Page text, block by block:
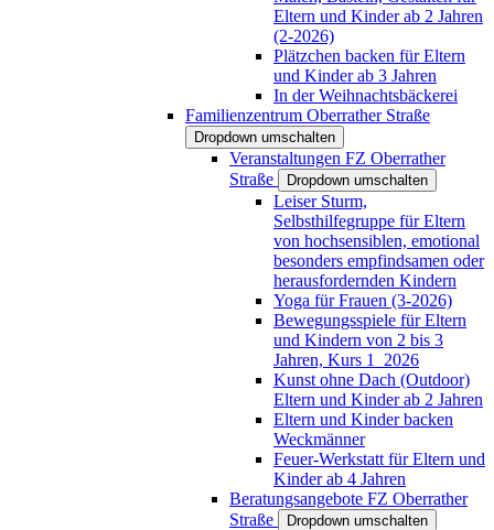
Eltern und Kinder ab 2 Jahren
(2-2026)
Plätzchen backen für Eltern
und Kinder ab 3 Jahren
In der Weihnachtsbäckerei
Familienzentrum Oberrather Straße
Dropdown umschalten
Veranstaltungen FZ Oberrather
Straße
Dropdown umschalten
Leiser Sturm,
Selbsthilfegruppe für Eltern
von hochsensiblen, emotional
besonders empfindsamen oder
herausfordernden Kindern
Yoga für Frauen (3-2026)
Bewegungsspiele für Eltern
und Kindern von 2 bis 3
Jahren, Kurs 1_2026
Kunst ohne Dach (Outdoor)
Eltern und Kinder ab 2 Jahren
Eltern und Kinder backen
Weckmänner
Feuer-Werkstatt für Eltern und
Kinder ab 4 Jahren
Beratungsangebote FZ Oberrather
Straße
Dropdown umschalten